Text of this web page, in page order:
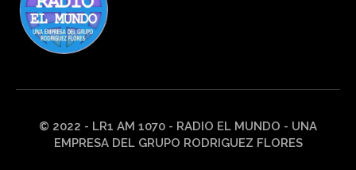
© 2022 - LR1 AM 1070 - RADIO EL MUNDO - UNA
EMPRESA DEL GRUPO RODRIGUEZ FLORES